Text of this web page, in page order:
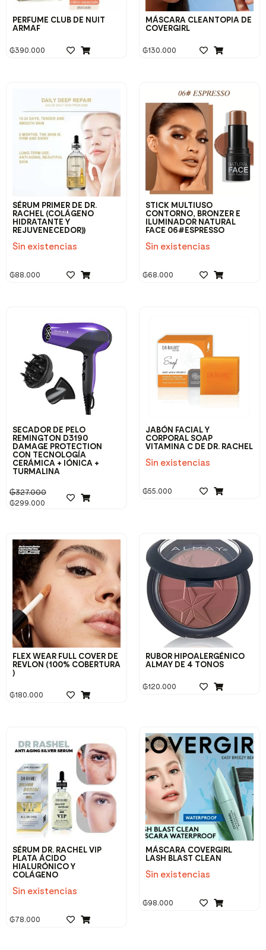
PERFUME CLUB DE NUIT
ARMAF
₲390.000
MÁSCARA CLEANTOPIA DE
COVERGIRL
₲130.000
SÉRUM PRIMER DE DR.
RACHEL (COLÁGENO
HIDRATANTE Y
REJUVENECEDOR))
Sin existencias
₲88.000
STICK MULTIUSO
CONTORNO, BRONZER E
ILUMINADOR NATURAL
FACE 06#ESPRESSO
Sin existencias
₲68.000
SECADOR DE PELO
REMINGTON D3190
DAMAGE PROTECTION
CON TECNOLOGÍA
CERÁMICA + IÓNICA +
TURMALINA
₲327.000
₲299.000
JABÓN FACIAL Y
CORPORAL SOAP
VITAMINA C DE DR. RACHEL
Sin existencias
₲55.000
FLEX WEAR FULL COVER DE
REVLON (100% COBERTURA
)
₲180.000
RUBOR HIPOALERGÉNICO
ALMAY DE 4 TONOS
₲120.000
SÉRUM DR. RACHEL VIP
PLATA ÁCIDO
HIALURÓNICO Y
COLÁGENO
Sin existencias
₲78.000
MÁSCARA COVERGIRL
LASH BLAST CLEAN
Sin existencias
₲98.000